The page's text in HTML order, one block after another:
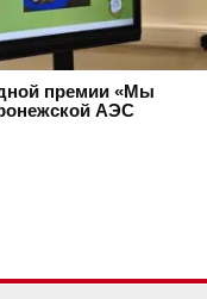
премии «Мы
АЭС